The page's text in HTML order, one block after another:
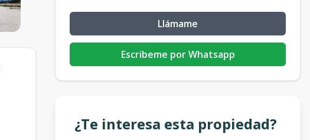
Llámame
Escribeme por Whatsapp
¿Te interesa esta propiedad?